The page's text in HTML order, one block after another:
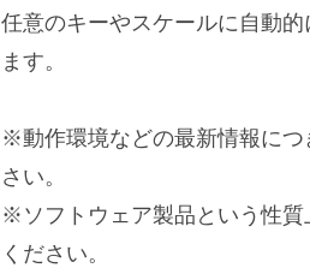
任意のキーやスケールに自動
ます。
※動作環境などの最新情報に
さい。
※ソフトウェア製品という性質
ください。